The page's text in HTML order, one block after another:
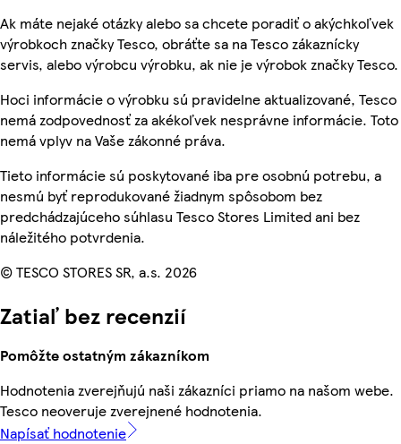
Ak máte nejaké otázky alebo sa chcete poradiť o akýchkoľvek
výrobkoch značky Tesco, obráťte sa na Tesco zákaznícky
servis, alebo výrobcu výrobku, ak nie je výrobok značky Tesco.
Hoci informácie o výrobku sú pravidelne aktualizované, Tesco
nemá zodpovednosť za akékoľvek nesprávne informácie. Toto
nemá vplyv na Vaše zákonné práva.
Tieto informácie sú poskytované iba pre osobnú potrebu, a
nesmú byť reprodukované žiadnym spôsobom bez
predchádzajúceho súhlasu Tesco Stores Limited ani bez
náležitého potvrdenia.
© TESCO STORES SR, a.s. 2026
Zatiaľ bez recenzií
Pomôžte ostatným zákazníkom
Hodnotenia zverejňujú naši zákazníci priamo na našom webe.
Tesco neoveruje zverejnené hodnotenia.
Napísať hodnotenie